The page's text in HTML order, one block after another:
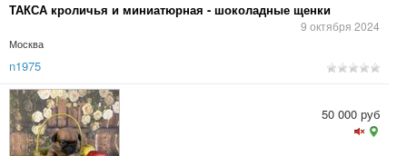
ТАКСА кроличья и миниатюрная - шоколадные щенки
9 октября 2024
Москва
n1975
50 000 руб